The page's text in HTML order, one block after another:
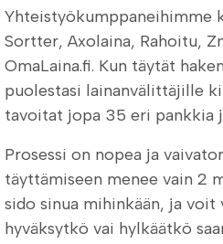
Yhteistyökumppaneihimme
Sortter, Axolaina, Rahoitu,
OmaLaina.fi. Kun täytät
puolestasi lainanvälittäjille
tavoitat jopa 35 eri pankkia
Prosessi on nopea ja
täyttämiseen menee vain 2
sido sinua mihinkään, ja voit
hyväksytkö vai hylkäätkö